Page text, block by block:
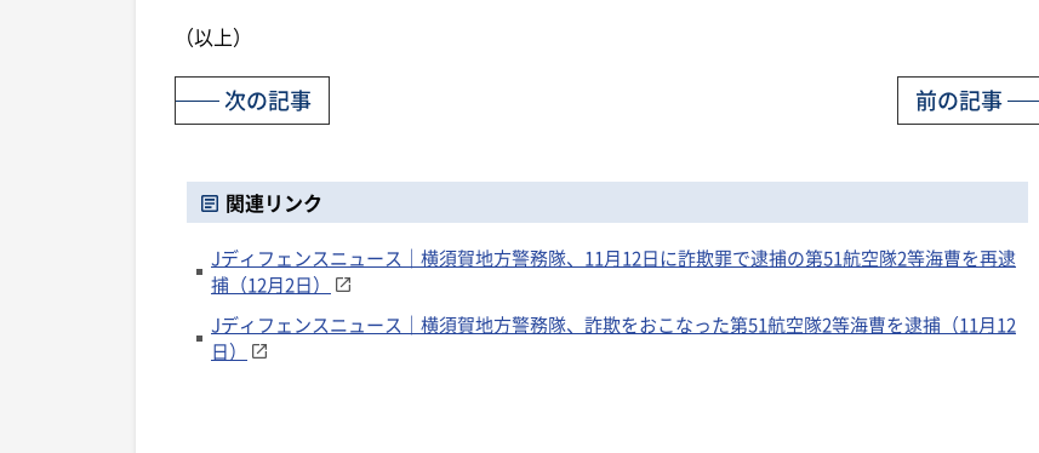
（以上）
前の記事
次の記事
関連リンク
Jディフェンスニュース｜横須賀地方警務隊、11月12日に詐欺罪で逮捕の第51航空隊2等海曹を再逮
捕（12月2日）
Jディフェンスニュース｜横須賀地方警務隊、詐欺をおこなった第51航空隊2等海曹を逮捕（11月12
日）